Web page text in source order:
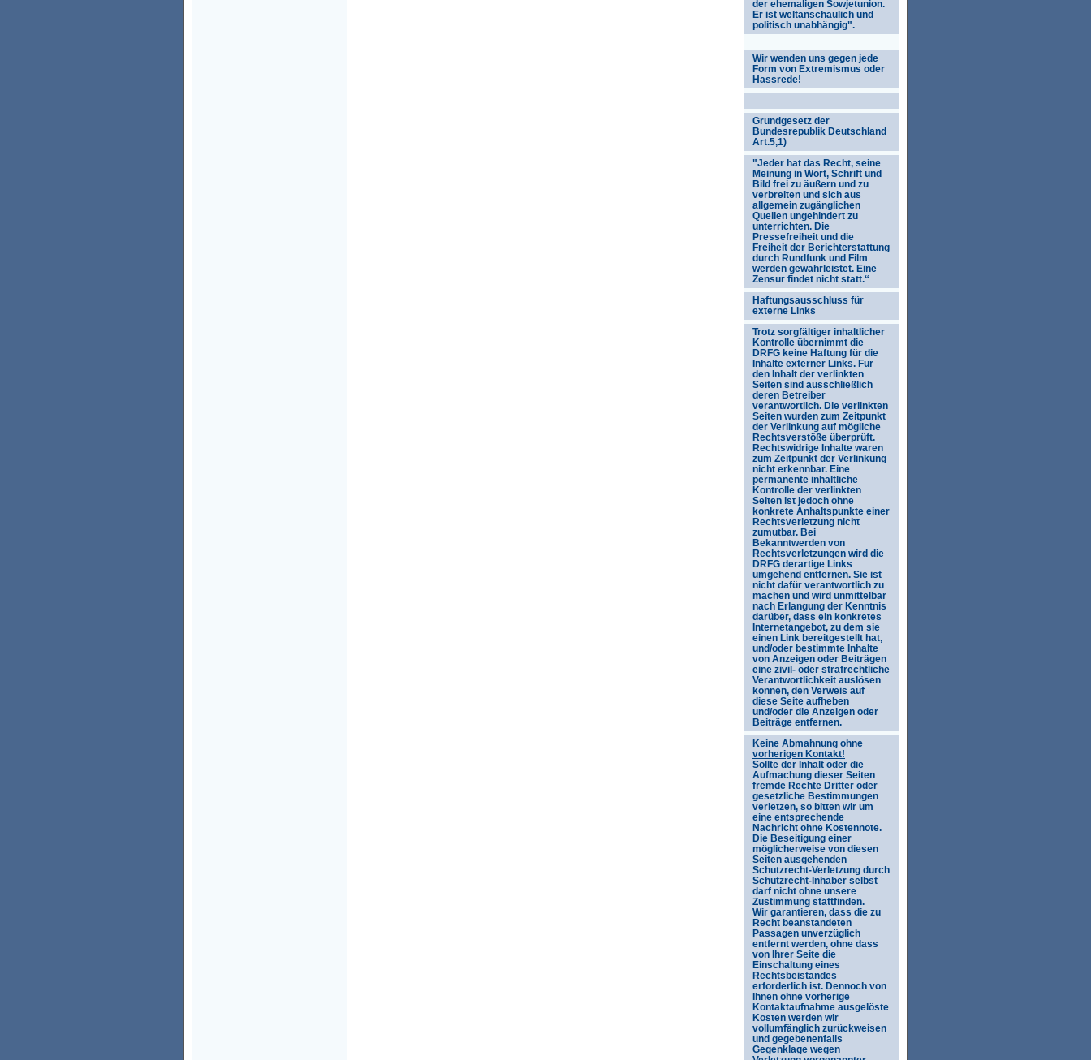
der ehemaligen Sowjetunion.
Er ist weltanschaulich und
politisch unabhängig".
Wir wenden uns gegen jede
Form von Extremismus oder
Hassrede!
Grundgesetz der
Bundesrepublik Deutschland
Art.5,1)
"Jeder hat das Recht, seine
Meinung in Wort, Schrift und
Bild frei zu äußern und zu
verbreiten und sich aus
allgemein zugänglichen
Quellen ungehindert zu
unterrichten. Die
Pressefreiheit und die
Freiheit der Berichterstattung
durch Rundfunk und Film
werden gewährleistet. Eine
Zensur findet nicht statt.“
Haftungsausschluss für
externe Links
Trotz sorgfältiger inhaltlicher
Kontrolle übernimmt die
DRFG keine Haftung für die
Inhalte externer Links. Für
den Inhalt der verlinkten
Seiten sind ausschließlich
deren Betreiber
verantwortlich. Die verlinkten
Seiten wurden zum Zeitpunkt
der Verlinkung auf mögliche
Rechtsverstöße überprüft.
Rechtswidrige Inhalte waren
zum Zeitpunkt der Verlinkung
nicht erkennbar. Eine
permanente inhaltliche
Kontrolle der verlinkten
Seiten ist jedoch ohne
konkrete Anhaltspunkte einer
Rechtsverletzung nicht
zumutbar. Bei
Bekanntwerden von
Rechtsverletzungen wird die
DRFG derartige Links
umgehend entfernen. Sie ist
nicht dafür verantwortlich zu
machen und wird unmittelbar
nach Erlangung der Kenntnis
darüber, dass ein konkretes
Internetangebot, zu dem sie
einen Link bereitgestellt hat,
und/oder bestimmte Inhalte
von Anzeigen oder Beiträgen
eine zivil- oder strafrechtliche
Verantwortlichkeit auslösen
können, den Verweis auf
diese Seite aufheben
und/oder die Anzeigen oder
Beiträge entfernen.
Keine Abmahnung ohne
vorherigen Kontakt!
Sollte der Inhalt oder die
Aufmachung dieser Seiten
fremde Rechte Dritter oder
gesetzliche Bestimmungen
verletzen, so bitten wir um
eine entsprechende
Nachricht ohne Kostennote.
Die Beseitigung einer
möglicherweise von diesen
Seiten ausgehenden
Schutzrecht-Verletzung durch
Schutzrecht-Inhaber selbst
darf nicht ohne unsere
Zustimmung stattfinden.
Wir garantieren, dass die zu
Recht beanstandeten
Passagen unverzüglich
entfernt werden, ohne dass
von Ihrer Seite die
Einschaltung eines
Rechtsbeistandes
erforderlich ist. Dennoch von
Ihnen ohne vorherige
Kontaktaufnahme ausgelöste
Kosten werden wir
vollumfänglich zurückweisen
und gegebenenfalls
Gegenklage wegen